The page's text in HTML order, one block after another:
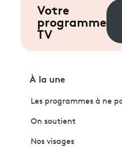
Votre
programme
TV
À la une
Les programmes à ne
On soutient
Nos visages